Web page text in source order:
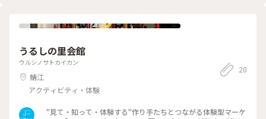
間
うるしの里会館
ウルシノサトカイカン
鯖江
アクティビティ・体験
20
"見て・知って・体験する"作り手たちとつながる体験型マーケ